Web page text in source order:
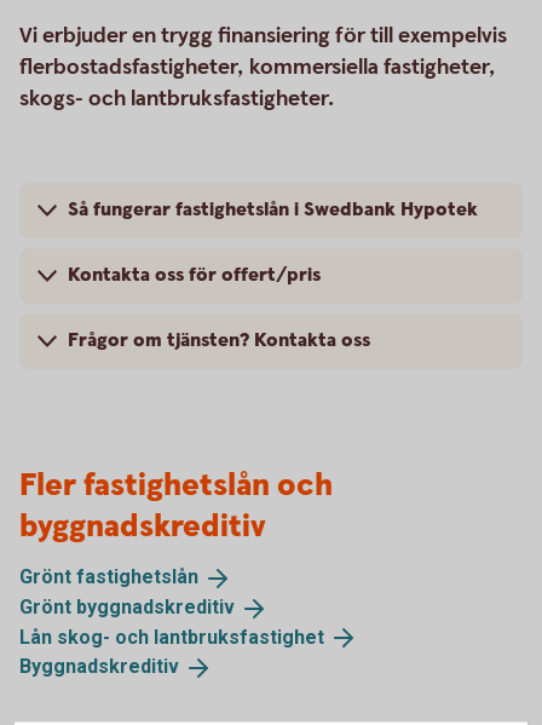
Vi erbjuder en trygg finansiering för till exempelvis
flerbostadsfastigheter, kommersiella fastigheter,
skogs- och lantbruksfastigheter.
Så fungerar fastighetslån i Swedbank Hypotek
Kontakta oss för offert/pris
Frågor om tjänsten? Kontakta oss
Fler fastighetslån och
byggnadskreditiv
Grönt fastighetslån
Grönt byggnadskreditiv
Lån skog- och lantbruksfastighet
Byggnadskreditiv